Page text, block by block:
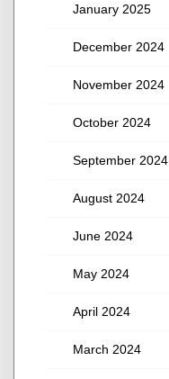
January 2025
December 2024
November 2024
October 2024
September 2024
August 2024
June 2024
May 2024
April 2024
March 2024